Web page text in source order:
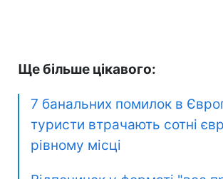
Ще більше цікавого:
7 банальних помилок в
туристи втрачають сотні
рівному місці